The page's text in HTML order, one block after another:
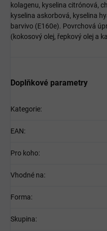
kolagenu, kyselina citrónová,
kyselina askorbová, kyselina
barvivo (E160e). Povrchová
(kokosový olej, řepkový olej a
Doplňkové parametry
Kategorie:
EAN:
Pro koho:
Vhodné na:
Forma:
Skupina: